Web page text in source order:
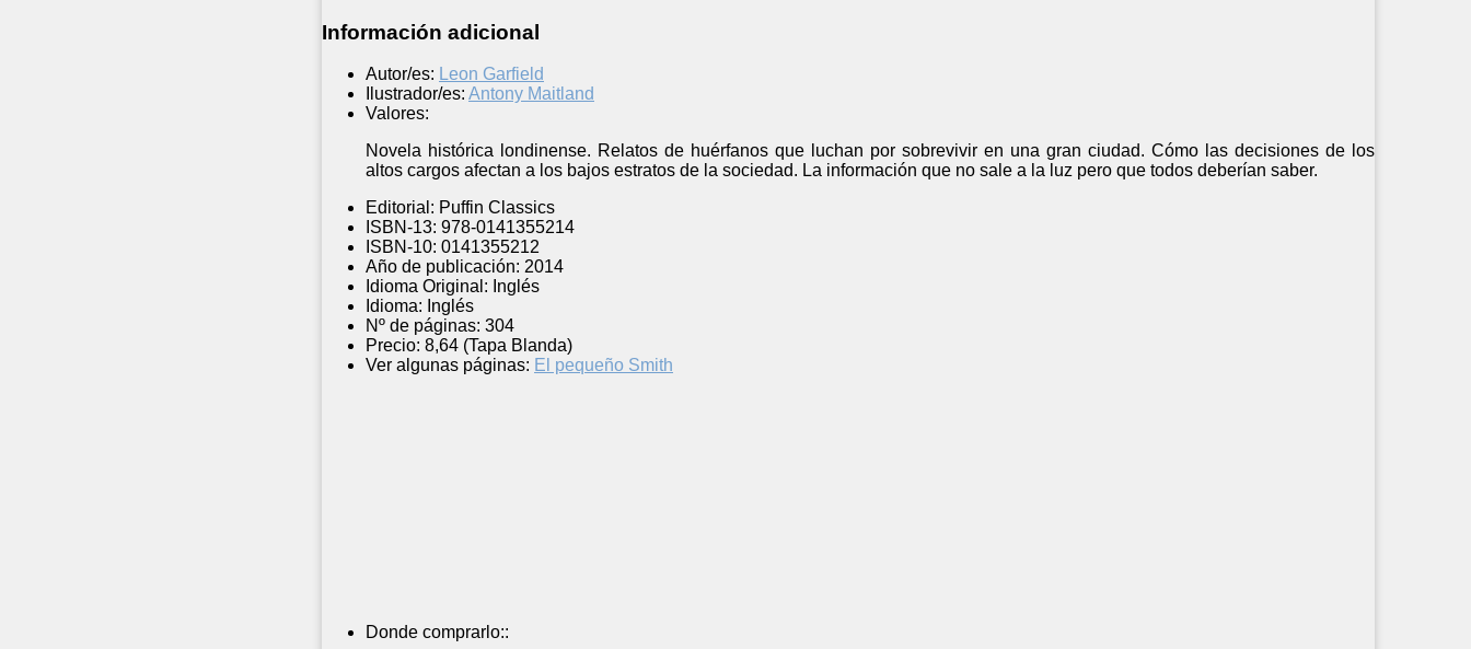
Información adicional
Autor/es: Leon Garfield
Ilustrador/es: Antony Maitland
Valores:
Novela histórica londinense. Relatos de huérfanos que luchan por sobrevivir en una gran ciudad. Cómo las decisiones de los
altos cargos afectan a los bajos estratos de la sociedad. La información que no sale a la luz pero que todos deberían saber.
Editorial: Puffin Classics
ISBN-13: 978-0141355214
ISBN-10: 0141355212
Año de publicación: 2014
Idioma Original: Inglés
Idioma: Inglés
Nº de páginas: 304
Precio: 8,64 (Tapa Blanda)
Ver algunas páginas: El pequeño Smith
Donde comprarlo::